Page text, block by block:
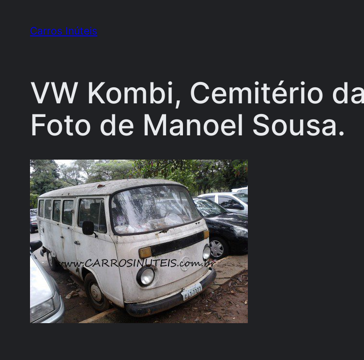
Carros Inúteis
VW Kombi, Cemitério
Foto de Manoel Sousa.